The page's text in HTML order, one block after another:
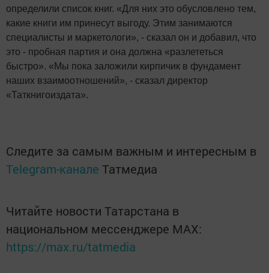
определили список книг. «Для них это обусловлено тем,
какие книги им принесут выгоду. Этим занимаются
специалисты и маркетологи», - сказал он и добавил, что
это - пробная партия и она должна «разлететься
быстро». «Мы пока заложили кирпичик в фундамент
наших взаимоотношений», - сказал директор
«Таткнигоиздата».
Следите за самым важным и интересным в
Telegram-канале Татмедиа
Читайте новости Татарстана в
национальном мессенджере MАХ:
https://max.ru/tatmedia